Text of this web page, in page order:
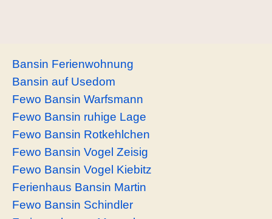
Bansin Ferienwohnung
Bansin auf Usedom
Fewo Bansin Warfsmann
Fewo Bansin ruhige Lage
Fewo Bansin Rotkehlchen
Fewo Bansin Vogel Zeisig
Fewo Bansin Vogel Kiebitz
Ferienhaus Bansin Martin
Fewo Bansin Schindler